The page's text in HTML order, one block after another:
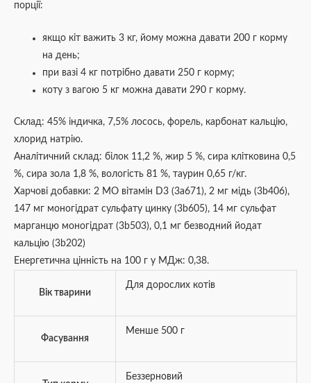
порції:
якщо кіт важить 3 кг, йому можна давати 200 г корму
на день;
при вазі 4 кг потрібно давати 250 г корму;
коту з вагою 5 кг можна давати 290 г корму.
Склад: 45% індичка, 7,5% лосось, форель, карбонат кальцію,
хлорид натрію.
Аналітичний склад: білок 11,2 %, жир 5 %, сира клітковина 0,5
%, сира зола 1,8 %, вологість 81 %, таурин 0,65 г/кг.
Харчові добавки: 2 МО вітамін D3 (3а671), 2 мг мідь (3b406),
147 мг моногідрат сульфату цинку (3b605), 14 мг сульфат
марганцю моногідрат (3b503), 0,1 мг безводний йодат
кальцію (3b202)
Енергетична цінність на 100 г у МДж: 0,38.
Вік тварини
Для дорослих котів
Фасування
Менше 500 г
Беззерновий